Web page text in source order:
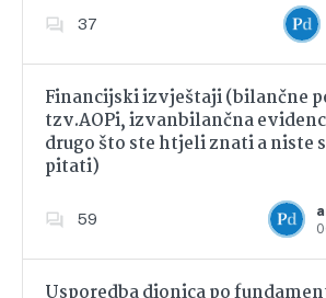
37
Dodajte u
Financijski izvještaji (bilančne
tzv.AOPi, izvanbilančna
drugo što ste htjeli znati a niste
pitati)
59